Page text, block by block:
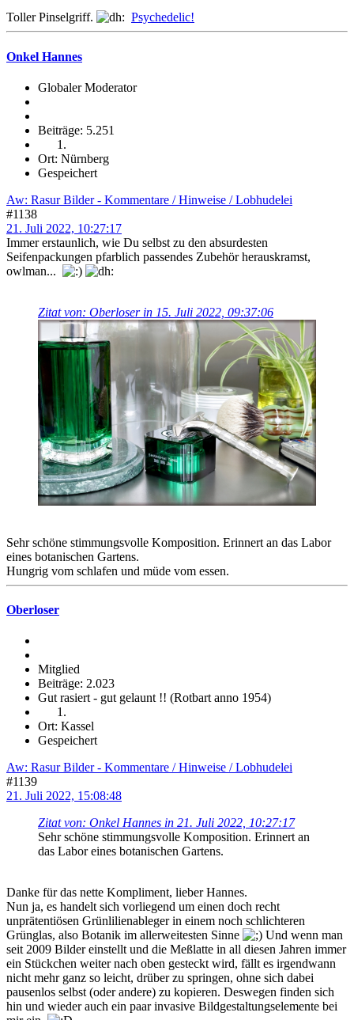
Toller Pinselgriff. Psychedelic!
Onkel Hannes
Globaler Moderator
Beiträge: 5.251
Ort: Nürnberg
Gespeichert
Aw: Rasur Bilder - Kommentare / Hinweise / Lobhudelei
#1138
21. Juli 2022, 10:27:17
Immer erstaunlich, wie Du selbst zu den absurdesten
Seifenpackungen pfarblich passendes Zubehör herauskramst,
owlman...
Zitat von: Oberloser in 15. Juli 2022, 09:37:06
Sehr schöne stimmungsvolle Komposition. Erinnert an das Labor
eines botanischen Gartens.
Hungrig vom schlafen und müde vom essen.
Oberloser
Mitglied
Beiträge: 2.023
Gut rasiert - gut gelaunt !! (Rotbart anno 1954)
Ort: Kassel
Gespeichert
Aw: Rasur Bilder - Kommentare / Hinweise / Lobhudelei
#1139
21. Juli 2022, 15:08:48
Zitat von: Onkel Hannes in 21. Juli 2022, 10:27:17
Sehr schöne stimmungsvolle Komposition. Erinnert an
das Labor eines botanischen Gartens.
Danke für das nette Kompliment, lieber Hannes.
Nun ja, es handelt sich vorliegend um einen doch recht
unprätentiösen Grünlilienableger in einem noch schlichteren
Grünglas, also Botanik im allerweitesten Sinne
Und wenn man
seit 2009 Bilder einstellt und die Meßlatte in all diesen Jahren immer
ein Stückchen weiter nach oben gesteckt wird, fällt es irgendwann
nicht mehr ganz so leicht, drüber zu springen, ohne sich dabei
pausenlos selbst (oder andere) zu kopieren. Deswegen finden sich
hin und wieder auch ein paar invasive Bildgestaltungselemente bei